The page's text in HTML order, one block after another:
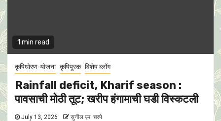
1 min read
कृषिधोरण-योजना कृषिपूरक विशेष ब्लॉग
Rainfall deficit, Kharif season :
पावसाची मोठी तूट; खरीप हंगामाची घडी विस्कटली
July 13, 2026 सुनील एम. चरपे